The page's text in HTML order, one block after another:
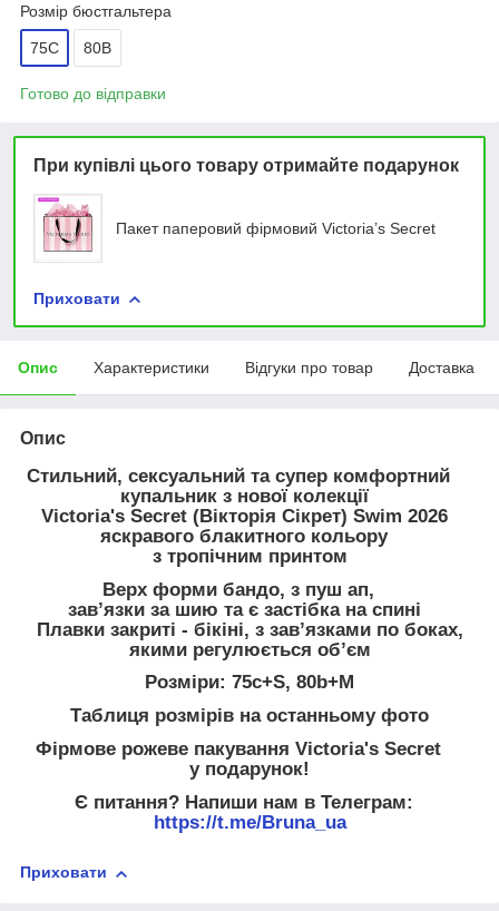
Розмір бюстгальтера
75C 80B
Готово до відправки
При купівлі цього товару отримайте подарунок
Пакет паперовий фірмовий Victoria’s Secret
Приховати
Опис Характеристики Відгуки про товар Доставка
Опис
Стильний, сексуальний та супер комфортний
купальник з нової колекції
Victoria's Secret (Вікторія Сікрет) Swim 2026
яскравого блакитного кольору
з тропічним принтом
Верх форми бандо, з пуш ап,
завʼязки за шию та є застібка на спині
Плавки закриті - бікіні, з завʼязками по боках,
якими регулюється обʼєм
Розміри: 75c+S, 80b+M
Таблиця розмірів на останньому фото
Фірмове рожеве пакування Victoria's Secret
у подарунок!
Є питання? Напиши нам в Телеграм:
https://t.me/Bruna_ua
Приховати